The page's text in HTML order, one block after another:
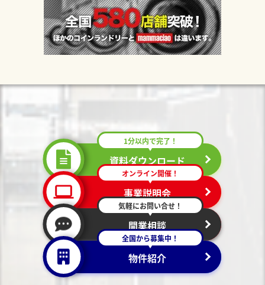
資料ダウンロード
1分以内で完了！
事業説明会
オンライン開催！
開業相談
気軽にお問い合せ！
物件紹介
全国から募集中！